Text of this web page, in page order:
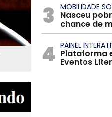
3 MOBILIDADE
Nasceu
chance de
4 PAINEL
Plataforma
Eventos